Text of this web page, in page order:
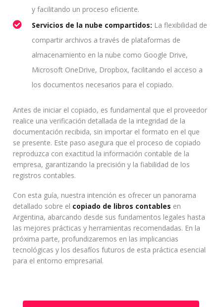
y facilitando un proceso eficiente.
Servicios de la nube compartidos: La flexibilidad de
compartir archivos a través de plataformas de
almacenamiento en la nube como Google Drive,
Microsoft OneDrive, Dropbox, facilitando el acceso a
los documentos necesarios para el copiado.
Antes de iniciar el copiado, es fundamental que el proveedor
realice una verificación detallada de la integridad de la
documentación recibida, sin importar el formato en el que
se presente. Este paso asegura que el proceso de copiado
reproduzca con exactitud la información contable de la
empresa, garantizando la precisión y la fiabilidad de los
registros contables.
Con esta guía, nuestra intención es ofrecer un panorama
detallado sobre el copiado de libros contables en
Argentina, abarcando desde sus fundamentos legales hasta
las mejores prácticas y herramientas recomendadas. En la
próxima parte, profundizaremos en las implicancias
tecnológicas y los desafíos futuros de esta práctica esencial
para el entorno empresarial.